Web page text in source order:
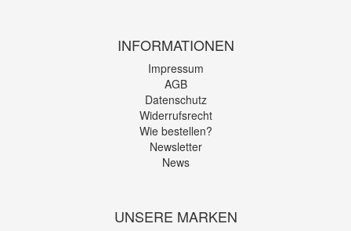
INFORMATIONEN
Impressum
AGB
Datenschutz
Widerrufsrecht
Wie bestellen?
Newsletter
News
UNSERE MARKEN